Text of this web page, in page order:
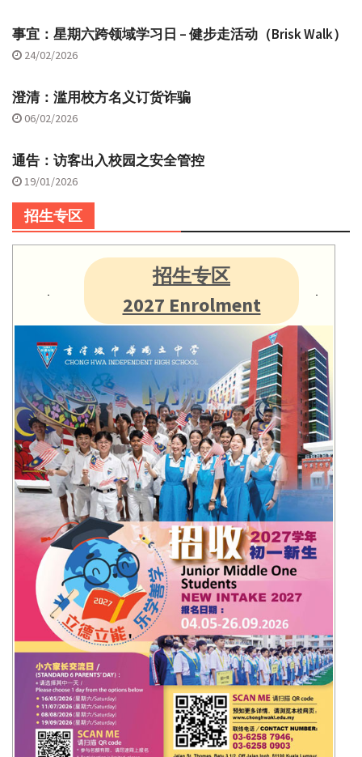
事宜：星期六跨领域学习日 – 健步走活动（Brisk Walk）
24/02/2026
澄清：滥用校方名义订货诈骗
06/02/2026
通告：访客出入校园之安全管控
19/01/2026
招生专区
招生专区
2027 Enrolment